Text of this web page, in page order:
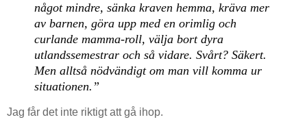
något mindre, sänka kraven hemma, kräva mer
av barnen, göra upp med en orimlig och
curlande mamma-roll, välja bort dyra
utlandssemestrar och så vidare. Svårt? Säkert.
Men alltså nödvändigt om man vill komma ur
situationen.”
Jag får det inte riktigt att gå ihop.